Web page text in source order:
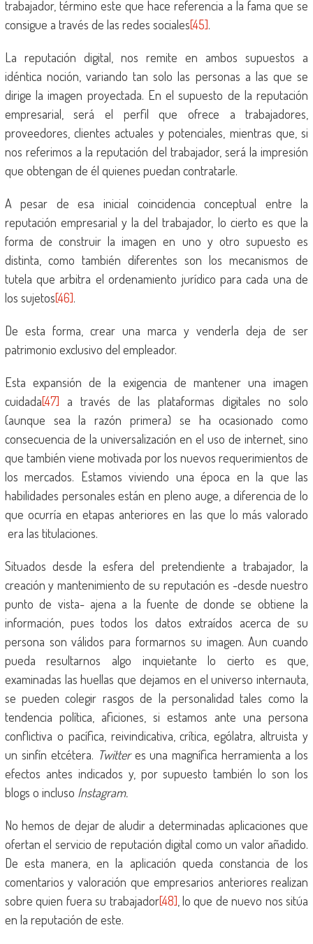
trabajador, término este que hace referencia a la fama que se
consigue a través de las redes sociales[45].
La reputación digital, nos remite en ambos supuestos a
idéntica noción, variando tan solo las personas a las que se
dirige la imagen proyectada. En el supuesto de la reputación
empresarial, será el perfil que ofrece a trabajadores,
proveedores, clientes actuales y potenciales, mientras que, si
nos referimos a la reputación del trabajador, será la impresión
que obtengan de él quienes puedan contratarle.
A pesar de esa inicial coincidencia conceptual entre la
reputación empresarial y la del trabajador, lo cierto es que la
forma de construir la imagen en uno y otro supuesto es
distinta, como también diferentes son los mecanismos de
tutela que arbitra el ordenamiento jurídico para cada una de
los sujetos[46].
De esta forma, crear una marca y venderla deja de ser
patrimonio exclusivo del empleador.
Esta expansión de la exigencia de mantener una imagen
cuidada[47] a través de las plataformas digitales no solo
(aunque sea la razón primera) se ha ocasionado como
consecuencia de la universalización en el uso de internet, sino
que también viene motivada por los nuevos requerimientos de
los mercados. Estamos viviendo una época en la que las
habilidades personales están en pleno auge, a diferencia de lo
que ocurría en etapas anteriores en las que lo más valorado
era las titulaciones.
Situados desde la esfera del pretendiente a trabajador, la
creación y mantenimiento de su reputación es -desde nuestro
punto de vista- ajena a la fuente de donde se obtiene la
información, pues todos los datos extraídos acerca de su
persona son válidos para formarnos su imagen. Aun cuando
pueda resultarnos algo inquietante lo cierto es que,
examinadas las huellas que dejamos en el universo internauta,
se pueden colegir rasgos de la personalidad tales como la
tendencia política, aficiones, si estamos ante una persona
conflictiva o pacífica, reivindicativa, crítica, ególatra, altruista y
un sinfín etcétera. Twitteres una magnífica herramienta a los
efectos antes indicados y, por supuesto también lo son los
blogs o incluso Instagram.
No hemos de dejar de aludir a determinadas aplicaciones que
ofertan el servicio de reputación digital como un valor añadido.
De esta manera, en la aplicación queda constancia de los
comentarios y valoración que empresarios anteriores realizan
sobre quien fuera su trabajador[48] , lo que de nuevo nos sitúa
en la reputación de este.